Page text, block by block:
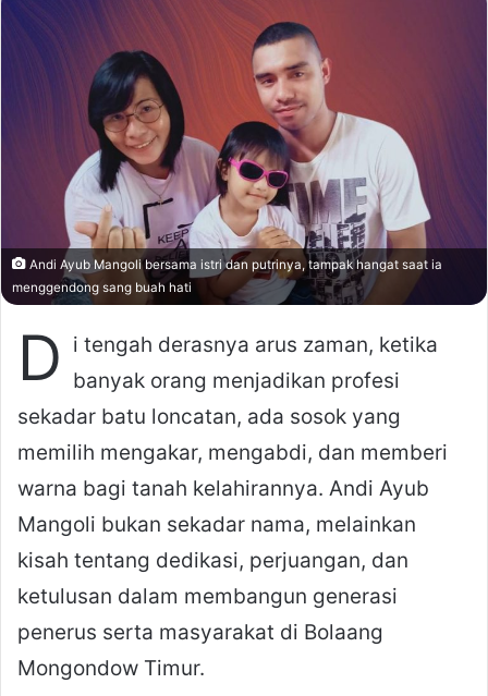
Andi Ayub Mangoli bersama istri dan putrinya, tampak hangat saat ia
menggendong sang buah hati
D
i tengah derasnya arus zaman, ketika
banyak orang menjadikan profesi
sekadar batu loncatan, ada sosok yang
memilih mengakar, mengabdi, dan memberi
warna bagi tanah kelahirannya. Andi Ayub
Mangoli bukan sekadar nama, melainkan
kisah tentang dedikasi, perjuangan, dan
ketulusan dalam membangun generasi
penerus serta masyarakat di Bolaang
Mongondow Timur.